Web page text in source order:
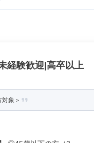
経験歓迎|高卒以上
象＞